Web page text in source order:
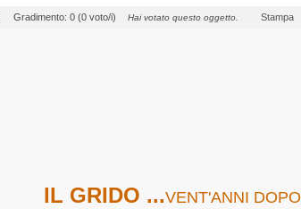
Gradimento: 0 (0 voto/i) Hai votato questo oggetto. Stampa
IL GRIDO ...VENT'ANNI DOPO